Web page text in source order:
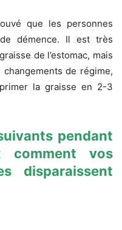
que les personnes
démence. Il est très
de l’estomac, mais
de régime,
la graisse en 2-3
pendant
vos
disparaissent